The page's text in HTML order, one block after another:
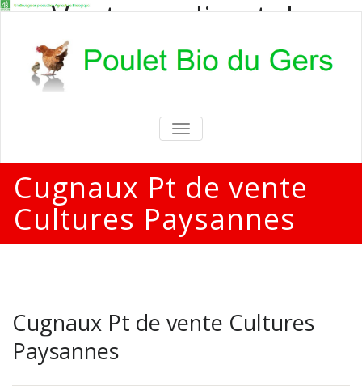
Vente en direct de
poulets bio
Vente en direct de poulets bio aux
particuliers et professionnels
TOGGLE
NAVIGATION
Cugnaux Pt de vente
Cultures Paysannes
Cugnaux Pt de vente Cultures
Paysannes